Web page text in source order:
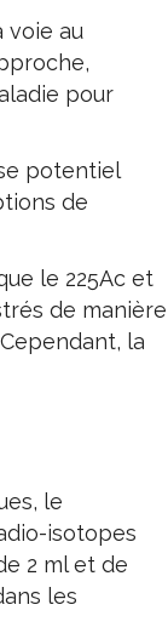
voie au
pour
potentiel
de
le 225Ac et
de manière
la
le
isotopes
2 ml et de
les